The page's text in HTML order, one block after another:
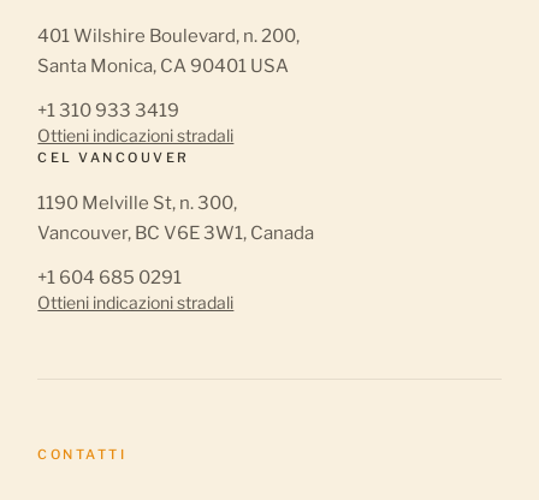
401 Wilshire Boulevard, n. 200,
Santa Monica, CA 90401 USA
+1 310 933 3419
Ottieni indicazioni stradali
CEL VANCOUVER
1190 Melville St, n. 300,
Vancouver, BC V6E 3W1, Canada
+1 604 685 0291
Ottieni indicazioni stradali
CONTATTI